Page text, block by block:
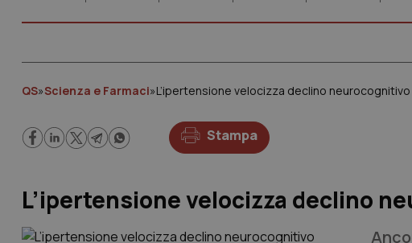
QS»Scienza e Farmaci»L’ipertensione velocizza declino neurocognitivo
Stampa
L’ipertensione velocizza declino